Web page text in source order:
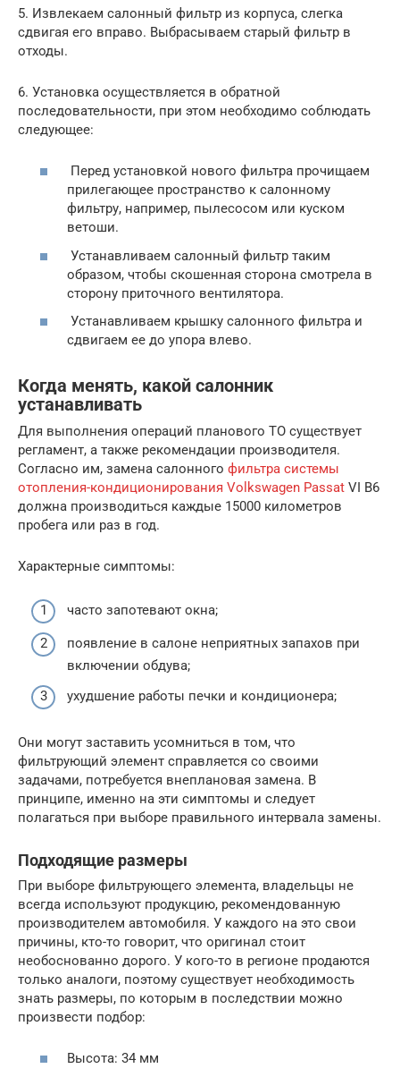
5. Извлекаем салонный фильтр из корпуса, слегка
сдвигая его вправо. Выбрасываем старый фильтр в
отходы.
6. Установка осуществляется в обратной
последовательности, при этом необходимо соблюдать
следующее:
Перед установкой нового фильтра прочищаем
прилегающее пространство к салонному
фильтру, например, пылесосом или куском
ветоши.
Устанавливаем салонный фильтр таким
образом, чтобы скошенная сторона смотрела в
сторону приточного вентилятора.
Устанавливаем крышку салонного фильтра и
сдвигаем ее до упора влево.
Когда менять, какой салонник
устанавливать
Для выполнения операций планового ТО существует
регламент, а также рекомендации производителя.
Согласно им, замена салонного фильтра системы
отопления-кондиционирования Volkswagen Passat VI B6
должна производиться каждые 15000 километров
пробега или раз в год.
Характерные симптомы:
часто запотевают окна;
появление в салоне неприятных запахов при
включении обдува;
ухудшение работы печки и кондиционера;
Они могут заставить усомниться в том, что
фильтрующий элемент справляется со своими
задачами, потребуется внеплановая замена. В
принципе, именно на эти симптомы и следует
полагаться при выборе правильного интервала замены.
Подходящие размеры
При выборе фильтрующего элемента, владельцы не
всегда используют продукцию, рекомендованную
производителем автомобиля. У каждого на это свои
причины, кто-то говорит, что оригинал стоит
необоснованно дорого. У кого-то в регионе продаются
только аналоги, поэтому существует необходимость
знать размеры, по которым в последствии можно
произвести подбор:
Высота: 34 мм